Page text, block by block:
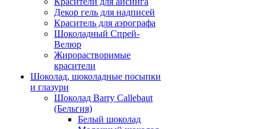
Декор гель для надписей
Краситель для аэрографа
Шоколадный Спрей-
Велюр
Жирорастворимые
красители
Шоколад, шоколадные посыпки
и глазури
Шоколад Barry Callebaut
(Бельгия)
Белый шоколад